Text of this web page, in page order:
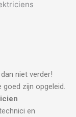
niet verder!
goed zijn opgeleid.
en